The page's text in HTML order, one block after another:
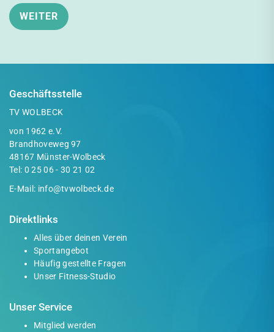
Geschäftsstelle
TV WOLBECK
von 1962 e.V.
Brandhoveweg 97
48167 Münster-Wolbeck
Tel: 0 25 06 - 30 21 02
E-Mail: info@tvwolbeck.de
Direktlinks
Alles über deinen Verein
Sportangebot
Häufig gestellte Fragen
Unser Fitness-Studio
Unser Service
Mitglied werden